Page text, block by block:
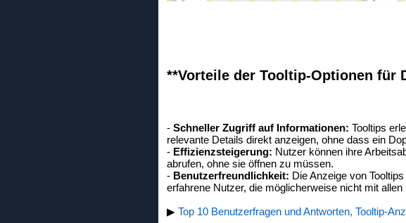
**Vorteile der Tooltip-Optionen für
- Schneller Zugriff auf Informationen: Tooltips
relevante Details direkt anzeigen, ohne dass ein
- Effizienzsteigerung: Nutzer können ihre
abrufen, ohne sie öffnen zu müssen.
- Benutzerfreundlichkeit: Die Anzeige von
erfahrene Nutzer, die möglicherweise nicht mit
▶ Top 10 Benutzerfragen und Antworten, Tooltip-